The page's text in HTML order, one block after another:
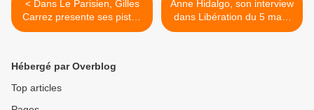
< Dans Le Parisien, Gilles
Carrez presente ses pistes
pour le financement du
Anne Hidalgo, son interview
dans Libération du 5 mars
2018 >
Hébergé par Overblog
Top articles